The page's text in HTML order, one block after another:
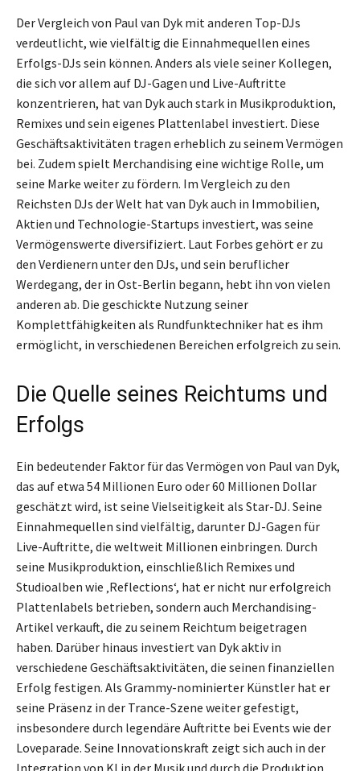
Der Vergleich von Paul van Dyk mit anderen Top-DJs
verdeutlicht, wie vielfältig die Einnahmequellen eines
Erfolgs-DJs sein können. Anders als viele seiner Kollegen,
die sich vor allem auf DJ-Gagen und Live-Auftritte
konzentrieren, hat van Dyk auch stark in Musikproduktion,
Remixes und sein eigenes Plattenlabel investiert. Diese
Geschäftsaktivitäten tragen erheblich zu seinem Vermögen
bei. Zudem spielt Merchandising eine wichtige Rolle, um
seine Marke weiter zu fördern. Im Vergleich zu den
Reichsten DJs der Welt hat van Dyk auch in Immobilien,
Aktien und Technologie-Startups investiert, was seine
Vermögenswerte diversifiziert. Laut Forbes gehört er zu
den Verdienern unter den DJs, und sein beruflicher
Werdegang, der in Ost-Berlin begann, hebt ihn von vielen
anderen ab. Die geschickte Nutzung seiner
Komplettfähigkeiten als Rundfunktechniker hat es ihm
ermöglicht, in verschiedenen Bereichen erfolgreich zu sein.
Die Quelle seines Reichtums und
Erfolgs
Ein bedeutender Faktor für das Vermögen von Paul van Dyk,
das auf etwa 54 Millionen Euro oder 60 Millionen Dollar
geschätzt wird, ist seine Vielseitigkeit als Star-DJ. Seine
Einnahmequellen sind vielfältig, darunter DJ-Gagen für
Live-Auftritte, die weltweit Millionen einbringen. Durch
seine Musikproduktion, einschließlich Remixes und
Studioalben wie ‚Reflections‘, hat er nicht nur erfolgreich
Plattenlabels betrieben, sondern auch Merchandising-
Artikel verkauft, die zu seinem Reichtum beigetragen
haben. Darüber hinaus investiert van Dyk aktiv in
verschiedene Geschäftsaktivitäten, die seinen finanziellen
Erfolg festigen. Als Grammy-nominierter Künstler hat er
seine Präsenz in der Trance-Szene weiter gefestigt,
insbesondere durch legendäre Auftritte bei Events wie der
Loveparade. Seine Innovationskraft zeigt sich auch in der